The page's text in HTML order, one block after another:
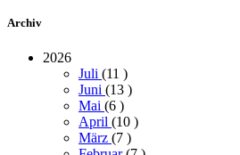
Archiv
2026
Juli (11 )
Juni (13 )
Mai (6 )
April (10 )
März (7 )